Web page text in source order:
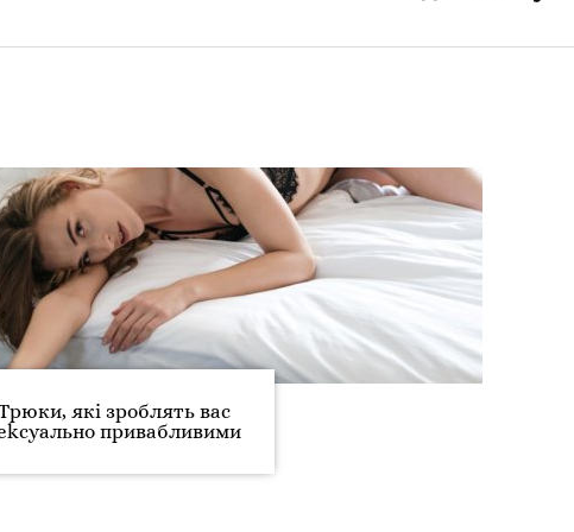
які зроблять вас
привабливими